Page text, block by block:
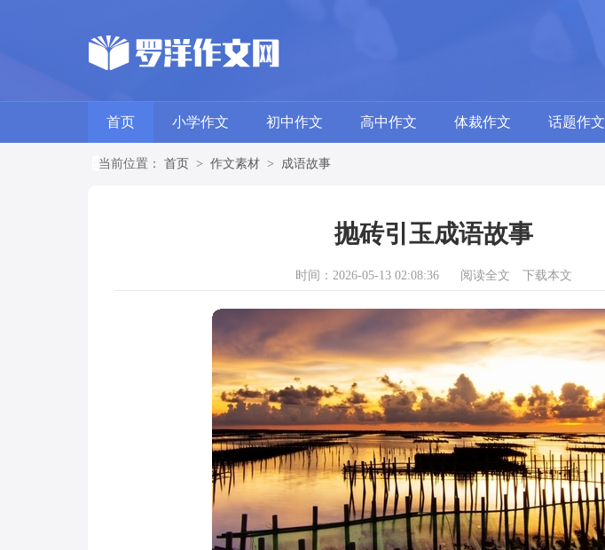
首页 小学作文 初中作文 高中作文 体裁作文 话题作文
当前位置： 首页 > 作文素材 > 成语故事
抛砖引玉成语故事
时间：2026-05-13 02:08:36 阅读全文 下载本文